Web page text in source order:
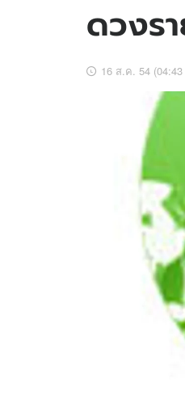
ข่าวบันเทิง
อัปเดตจีน
เช็กข่าวชัวร์
ดาวน์โหลดส
บริ
ดวงร
16 ส.ค. 54